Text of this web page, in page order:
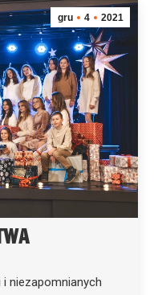
gru 4 2021
i niezapomnianych